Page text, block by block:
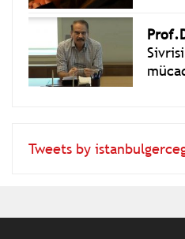
Tweets by